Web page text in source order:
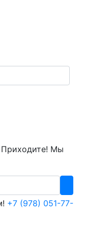
Приходите! Мы
+7 (978) 051-77-